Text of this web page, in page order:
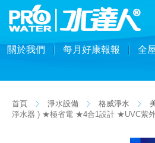
關於我們 每月好康報報 全
首頁 淨水設備 格威淨水
淨水器 ) ★極省電 ★4合1設計 ★UVC紫